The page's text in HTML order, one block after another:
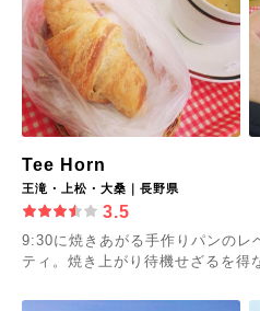
Tee Horn
王滝・上松・大桑｜長野県
3.5
9:30に焼きあがる手作りパンのレ
ティ。焼き上がり待機せざるを得